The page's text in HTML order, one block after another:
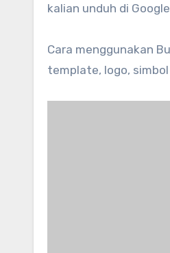
kalian unduh di
Cara menggunakan
template, logo,